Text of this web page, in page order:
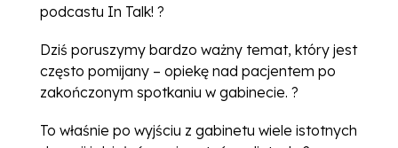
podcastu In Talk! ?️
Dziś poruszymy bardzo ważny temat, który jest
często pomijany – opiekę nad pacjentem po
zakończonym spotkaniu w gabinecie. ?
To właśnie po wyjściu z gabinetu wiele istotnych